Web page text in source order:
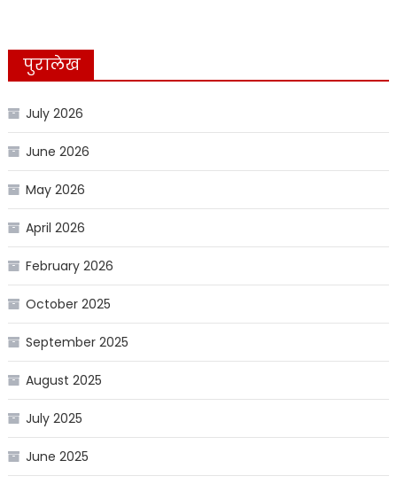
पुरालेख
July 2026
June 2026
May 2026
April 2026
February 2026
October 2025
September 2025
August 2025
July 2025
June 2025